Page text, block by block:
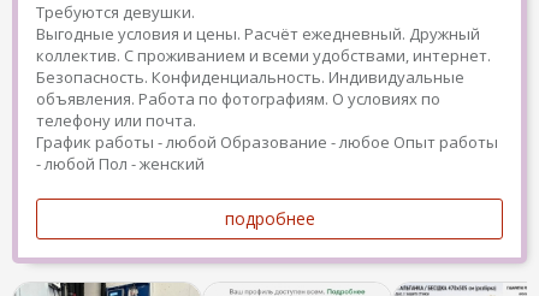
Требуются девушки.
Выгодные условия и цены. Расчёт ежедневный. Дружный
коллектив. С проживанием и всеми удобствами, интернет.
Безопасность. Конфиденциальность. Индивидуальные
объявления. Работа по фотографиям. О условиях по
телефону или почта.
График работы - любой Образование - любое Опыт работы
- любой Пол - женский
подробнее